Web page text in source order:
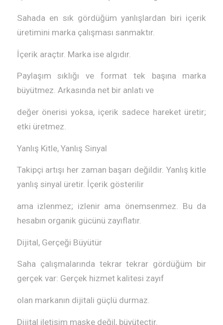
Sahada en sık gördüğüm yanlışlardan biri içerik
üretimini marka çalışması sanmaktır.
İçerik araçtır. Marka ise algıdır.
Paylaşım sıklığı ve format tek başına marka
büyütmez. Arkasında net bir anlatı ve
değer önerisi yoksa, içerik sadece hareket üretir;
etki üretmez.
Yanlış Kitle, Yanlış Sinyal
Takipçi artışı her zaman başarı değildir. Yanlış kitle
yanlış sinyal üretir. İçerik gösterilir
ama izlenmez; izlenir ama önemsenmez. Bu da
hesabın organik gücünü zayıflatır.
Dijital, Gerçeği Büyütür
Saha çalışmalarında tekrar tekrar gördüğüm bir
gerçek var: Gerçek hizmet kalitesi zayıf
olan markanın dijitali güçlü durmaz.
Dijital iletişim maske değil, büyüteçtir.